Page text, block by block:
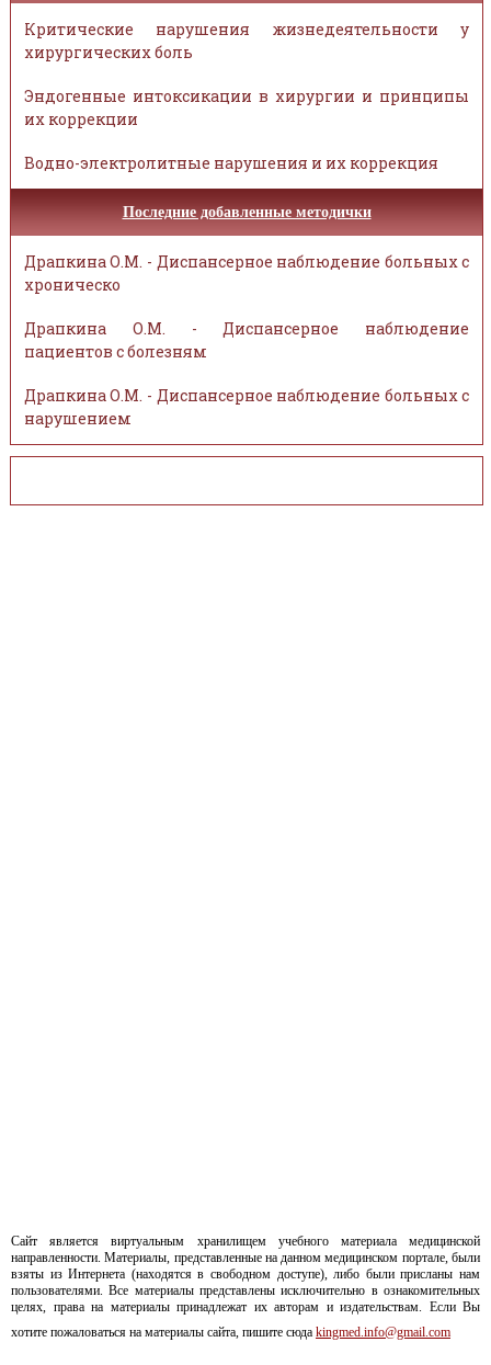
Критические нарушения жизнедеятельности у
хирургических боль
Эндогенные интоксикации в хирургии и принципы
их коррекции
Водно-электролитные нарушения и их коррекция
Последние добавленные методички
Драпкина О.М. - Диспансерное наблюдение больных с
хроническо
Драпкина О.М. - Диспансерное наблюдение
пациентов с болезням
Драпкина О.М. - Диспансерное наблюдение больных с
нарушением
Сайт является виртуальным хранилищем учебного материала медицинской
направленности. Материалы, представленные на данном медицинском портале, были
взяты из Интернета (находятся в свободном доступе), либо были присланы нам
пользователями. Все материалы представлены исключительно в ознакомительных
целях, права на материалы принадлежат их авторам и издательствам. Если Вы
хотите пожаловаться на материалы сайта, пишите сюда kingmed.info@gmail.com